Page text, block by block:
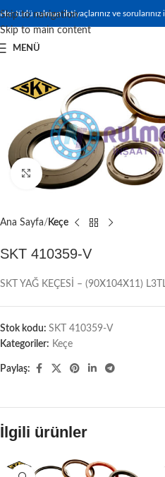
Skip to navigation
Skip to main content
Her türlü rulman ihtiyaçlarınız ve
MENÜ
Büyütmek için tıklayın
Ana Sayfa Keçe
SKT 410359-V
SKT YAĞ KEÇESİ – (90X104X11)
Stok kodu: SKT 410359-V
Kategoriler: Keçe
Paylaş:
İlgili ürünler